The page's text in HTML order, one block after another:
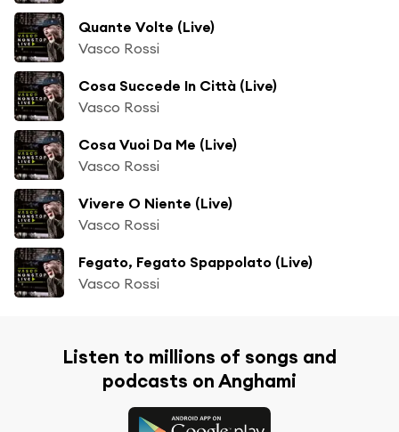
Quante Volte (Live)
Vasco Rossi
Cosa Succede In Città (Live)
Vasco Rossi
Cosa Vuoi Da Me (Live)
Vasco Rossi
Vivere O Niente (Live)
Vasco Rossi
Fegato, Fegato Spappolato (Live)
Vasco Rossi
Listen to millions of songs and
podcasts on Anghami